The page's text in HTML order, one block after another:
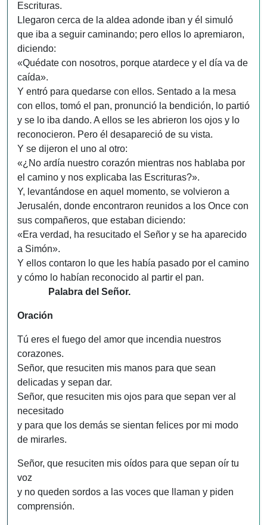
Escrituras.
Llegaron cerca de la aldea adonde iban y él simuló
que iba a seguir caminando; pero ellos lo apremiaron,
diciendo:
«Quédate con nosotros, porque atardece y el día va de
caída».
Y entró para quedarse con ellos. Sentado a la mesa
con ellos, tomó el pan, pronunció la bendición, lo partió
y se lo iba dando. A ellos se les abrieron los ojos y lo
reconocieron. Pero él desapareció de su vista.
Y se dijeron el uno al otro:
«¿No ardía nuestro corazón mientras nos hablaba por
el camino y nos explicaba las Escrituras?».
Y, levantándose en aquel momento, se volvieron a
Jerusalén, donde encontraron reunidos a los Once con
sus compañeros, que estaban diciendo:
«Era verdad, ha resucitado el Señor y se ha aparecido
a Simón».
Y ellos contaron lo que les había pasado por el camino
y cómo lo habían reconocido al partir el pan.
Palabra del Señor.
Oración
Tú eres el fuego del amor que incendia nuestros
corazones.
Señor, que resuciten mis manos para que sean
delicadas y sepan dar.
Señor, que resuciten mis ojos para que sepan ver al
necesitado
y para que los demás se sientan felices por mi modo
de mirarles.
Señor, que resuciten mis oídos para que sepan oír tu
voz
y no queden sordos a las voces que llaman y piden
comprensión.